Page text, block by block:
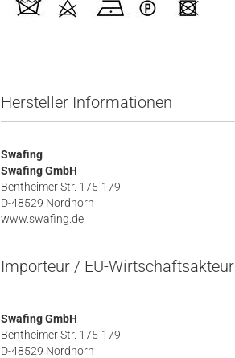
Hersteller Informationen
Swafing
Swafing GmbH
Bentheimer Str. 175-179
D-48529 Nordhorn
www.swafing.de
Importeur / EU-Wirtschaftsakteur
Swafing GmbH
Bentheimer Str. 175-179
D-48529 Nordhorn